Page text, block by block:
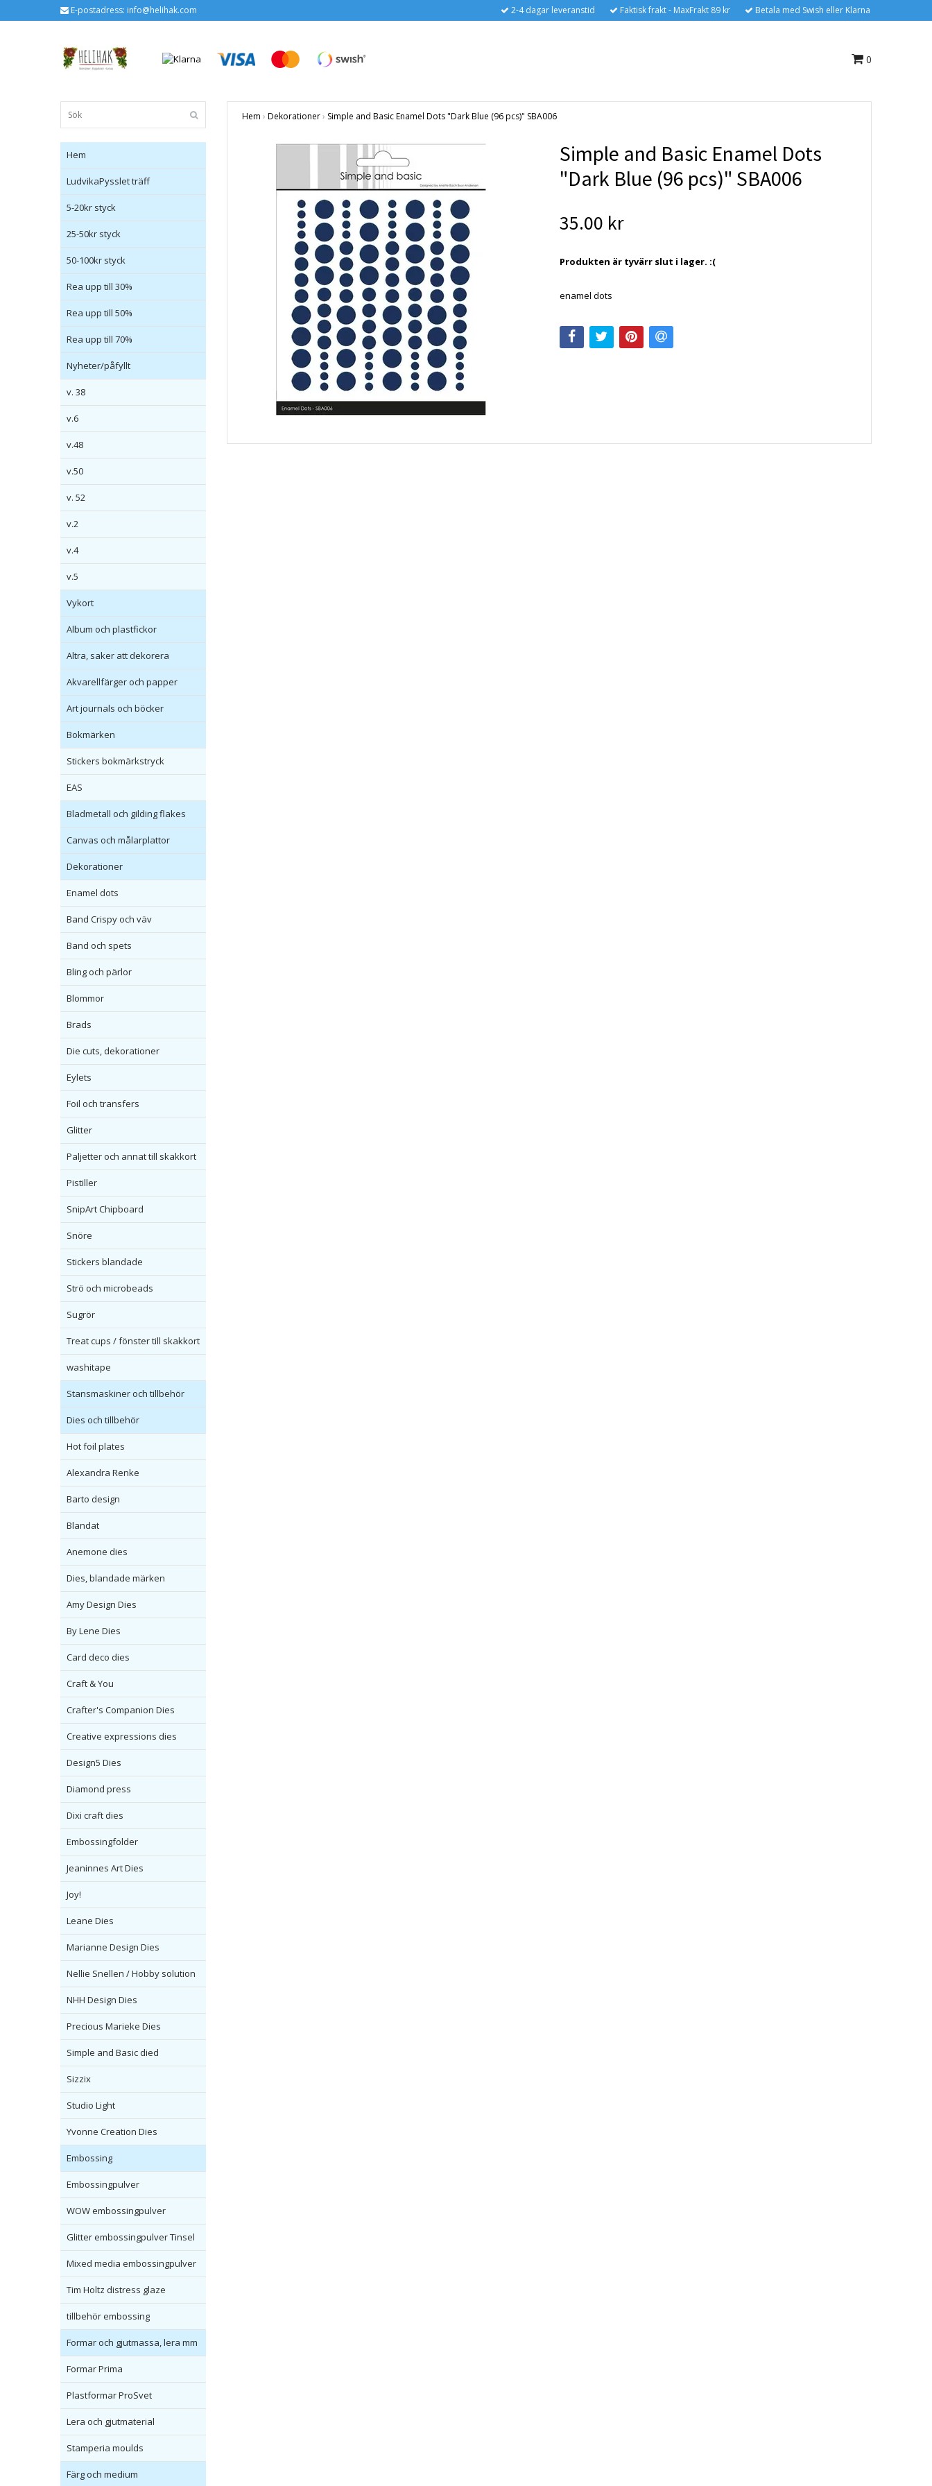
E-postadress: info@helihak.com 2-4 dagar leveranstid Faktisk frakt - MaxFrakt 89 kr Betala med Swish eller Klarna
0
Hem
LudvikaPysslet träff
5-20kr styck
25-50kr styck
50-100kr styck
Rea upp till 30%
Rea upp till 50%
Rea upp till 70%
Nyheter/påfyllt
v. 38
v.6
v.48
v.50
v. 52
v.2
v.4
v.5
Vykort
Album och plastfickor
Altra, saker att dekorera
Akvarellfärger och papper
Art journals och böcker
Bokmärken
Stickers bokmärkstryck
EAS
Bladmetall och gilding flakes
Canvas och målarplattor
Dekorationer
Enamel dots
Band Crispy och väv
Band och spets
Bling och pärlor
Blommor
Brads
Die cuts, dekorationer
Eylets
Foil och transfers
Glitter
Paljetter och annat till skakkort
Pistiller
SnipArt Chipboard
Snöre
Stickers blandade
Strö och microbeads
Sugrör
Treat cups / fönster till skakkort
washitape
Stansmaskiner och tillbehör
Dies och tillbehör
Hot foil plates
Alexandra Renke
Barto design
Blandat
Anemone dies
Dies, blandade märken
Amy Design Dies
By Lene Dies
Card deco dies
Craft & You
Crafter's Companion Dies
Creative expressions dies
Design5 Dies
Diamond press
Dixi craft dies
Embossingfolder
Jeaninnes Art Dies
Joy!
Leane Dies
Marianne Design Dies
Nellie Snellen / Hobby solution
NHH Design Dies
Precious Marieke Dies
Simple and Basic died
Sizzix
Studio Light
Yvonne Creation Dies
Embossing
Embossingpulver
WOW embossingpulver
Glitter embossingpulver Tinsel
Mixed media embossingpulver
Tim Holtz distress glaze
tillbehör embossing
Formar och gjutmassa, lera mm
Formar Prima
Plastformar ProSvet
Lera och gjutmaterial
Stamperia moulds
Färg och medium
Hem › Dekorationer› Simple and Basic Enamel Dots "Dark Blue (96 pcs)" SBA006
Simple and Basic Enamel Dots
"Dark Blue (96 pcs)" SBA006
35.00 kr
Produkten är tyvärr slut i lager. :(
enamel dots